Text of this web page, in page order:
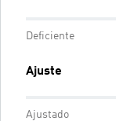
Deficiente
Ajuste
Ajustado